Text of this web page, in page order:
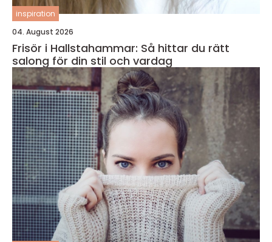
inspiration
04. August 2026
Frisör i Hallstahammar: Så hittar du rätt
salong för din stil och vardag